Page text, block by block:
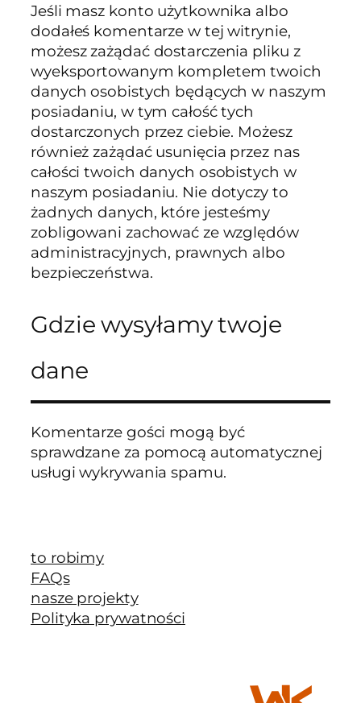
Jeśli masz konto użytkownika albo
dodałeś komentarze w tej witrynie,
możesz zażądać dostarczenia pliku z
wyeksportowanym kompletem twoich
danych osobistych będących w naszym
posiadaniu, w tym całość tych
dostarczonych przez ciebie. Możesz
również zażądać usunięcia przez nas
całości twoich danych osobistych w
naszym posiadaniu. Nie dotyczy to
żadnych danych, które jesteśmy
zobligowani zachować ze względów
administracyjnych, prawnych albo
bezpieczeństwa.
Gdzie wysyłamy twoje
dane
Komentarze gości mogą być
sprawdzane za pomocą automatycznej
usługi wykrywania spamu.
to robimy
FAQs
nasze projekty
Polityka prywatności